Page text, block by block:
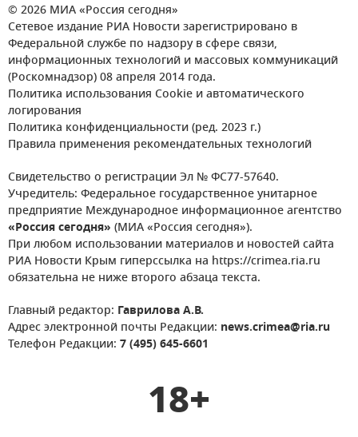
© 2026 МИА «Россия сегодня»
Сетевое издание РИА Новости зарегистрировано в
Федеральной службе по надзору в сфере связи,
информационных технологий и массовых коммуникаций
(Роскомнадзор) 08 апреля 2014 года.
Политика использования Cookie и автоматического
логирования
Политика конфиденциальности (ред. 2023 г.)
Правила применения рекомендательных технологий
Свидетельство о регистрации Эл № ФС77-57640.
Учредитель: Федеральное государственное унитарное
предприятие Международное информационное агентство
«Россия сегодня» (МИА «Россия сегодня»).
При любом использовании материалов и новостей сайта
РИА Новости Крым гиперссылка на https://crimea.ria.ru
обязательна не ниже второго абзаца текста.
Главный редактор: Гаврилова А.В.
Адрес электронной почты Редакции: news.crimea@ria.ru
Телефон Редакции: 7 (495) 645-6601
18+